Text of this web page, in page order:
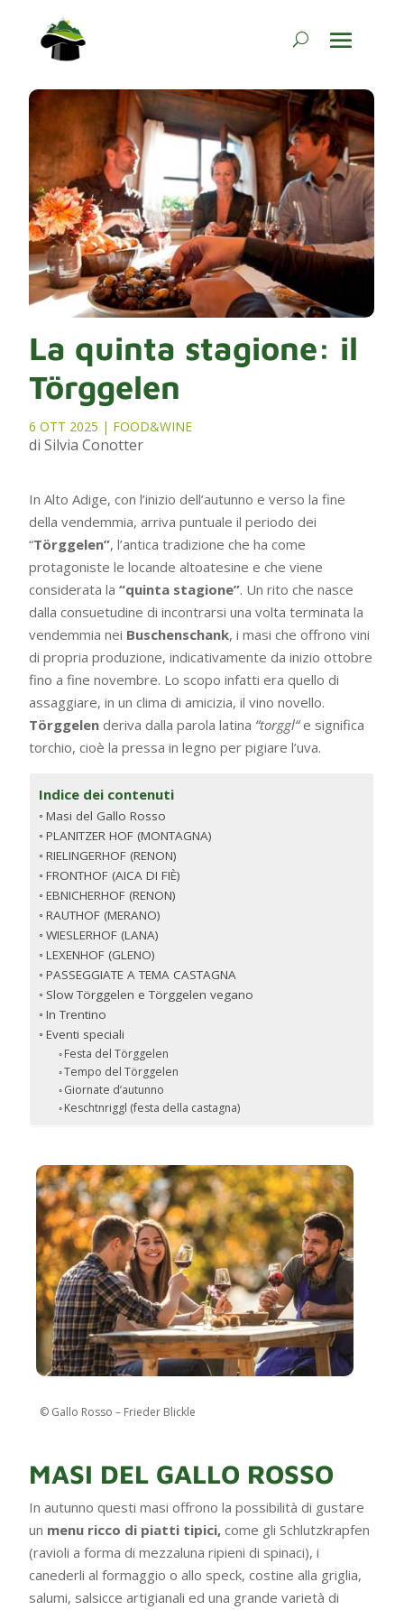
La quinta stagione: il
Törggelen
6 OTT 2025 | FOOD&WINE
di Silvia Conotter
In Alto Adige, con l’inizio dell’autunno e verso la fine
della vendemmia, arriva puntuale il periodo dei
“Törggelen”, l’antica tradizione che ha come
protagoniste le locande altoatesine e che viene
considerata la“quinta stagione”. Un rito che nasce
dalla consuetudine di incontrarsi una volta terminata la
vendemmia nei Buschenschank, i masi che offrono vini
di propria produzione, indicativamente da inizio ottobre
fino a fine novembre. Lo scopo infatti era quello di
assaggiare, in un clima di amicizia, il vino novello.
Törggelen deriva dalla parola latina “torggl“e significa
torchio, cioè la pressa in legno per pigiare l’uva.
Indice dei contenuti
Masi del Gallo Rosso
PLANITZER HOF (MONTAGNA)
RIELINGERHOF (RENON)
FRONTHOF (AICA DI FIÈ)
EBNICHERHOF (RENON)
RAUTHOF (MERANO)
WIESLERHOF (LANA)
LEXENHOF (GLENO)
PASSEGGIATE A TEMA CASTAGNA
Slow Törggelen e Törggelen vegano
In Trentino
Eventi speciali
Festa del Törggelen
Tempo del Törggelen
Giornate d’autunno
Keschtnriggl (festa della castagna)
© Gallo Rosso – Frieder Blickle
MASI DEL GALLO ROSSO
In autunno questi masi offrono la possibilità di gustare
un menu ricco di piatti tipici, come gli Schlutzkrapfen
(ravioli a forma di mezzaluna ripieni di spinaci), i
canederli al formaggio o allo speck, costine alla griglia,
salumi, salsicce artigianali ed una grande varietà di